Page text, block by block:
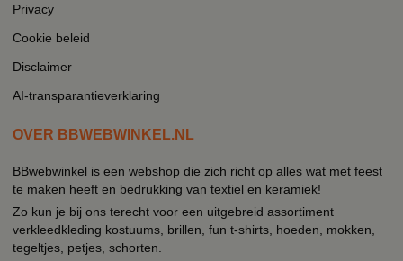
Privacy
Cookie beleid
Disclaimer
AI-transparantieverklaring
OVER BBWEBWINKEL.NL
BBwebwinkel is een webshop die zich richt op alles wat met feest
te maken heeft en bedrukking van textiel en keramiek!
Zo kun je bij ons terecht voor een uitgebreid assortiment
verkleedkleding kostuums, brillen, fun t-shirts, hoeden, mokken,
tegeltjes, petjes, schorten.